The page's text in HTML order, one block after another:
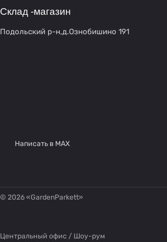
Склад -магазин
Подольский р-н,д.Ознобишино 191
Написать в MAX
© 2026 «GardenParkett»
Центральный офис / Шоу-рум